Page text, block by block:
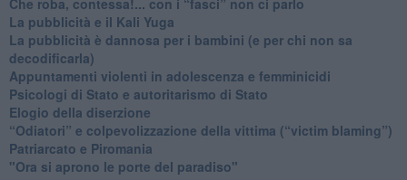
La pubblicità e il Kali Yuga
​La pubblicità è dannosa per i bambini (e per chi non sa
decodificarla)
​Appuntamenti violenti in adolescenza e femminicidi
​Psicologi di Stato e autoritarismo di Stato
Elogio della diserzione
“Odiatori” e colpevolizzazione della vittima (“victim blaming”)
​Patriarcato e Piromania
"Ora si aprono le porte del paradiso"